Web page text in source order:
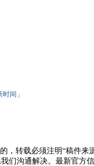
间」
，转载必须注明“稿件来
们沟通解决。最新官方